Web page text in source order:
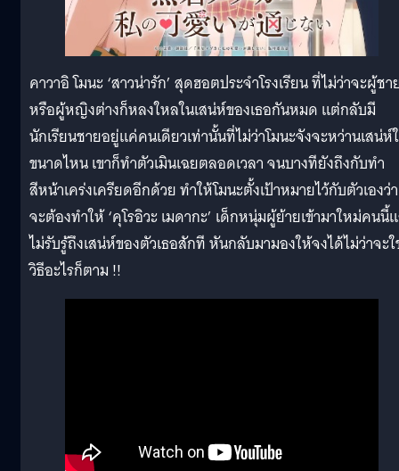
คาวาอิ โมนะ ‘สาวน่ารัก’ สุดฮอตประจำโรงเรียน ที่ไม่ว่าจะผู้ชา
หรือผู้หญิงต่างก็หลงใหลในเสน่ห์ของเธอกันหมด แต่กลับมี
นักเรียนชายอยู่แค่คนเดียวเท่านั้นที่ไม่ว่าโมนะจังจะหว่านเสน่ห์
ขนาดไหน เขาก็ทำตัวเมินเฉยตลอดเวลา จนบางทียังถึงกับทำ
สีหน้าเคร่งเครียดอีกด้วย ทำให้โมนะตั้งเป้าหมายไว้กับตัวเองว่า
จะต้องทำให้ ‘คุโรอิวะ เมดากะ’ เด็กหนุ่มผู้ย้ายเข้ามาใหม่คนนี้
ไม่รับรู้ถึงเสน่ห์ของตัวเธอสักที หันกลับมามองให้จงได้ไม่ว่าจะ
วิธีอะไรก็ตาม !!